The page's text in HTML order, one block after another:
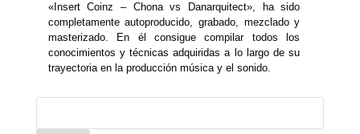
«Insert Coinz – Chona vs Danarquitect», ha sido
completamente autoproducido, grabado, mezclado y
masterizado. En él consigue compilar todos los
conocimientos y técnicas adquiridas a lo largo de su
trayectoria en la producción música y el sonido.